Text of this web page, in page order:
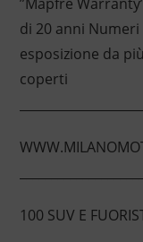
di 20 anni
esposizione da
coperti
100 SUV E